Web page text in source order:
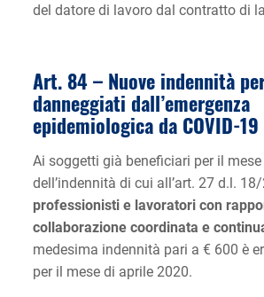
del datore di lavoro dal contratto di
Art. 84 – Nuove indennità
danneggiati dall’emergenza
epidemiologica da COVID-19
Ai soggetti già beneficiari per il
dell’indennità di cui all’art. 27 d.l.
professionisti e lavoratori con
collaborazione coordinata e
medesima indennità pari a € 600 è
per il mese di aprile 2020.